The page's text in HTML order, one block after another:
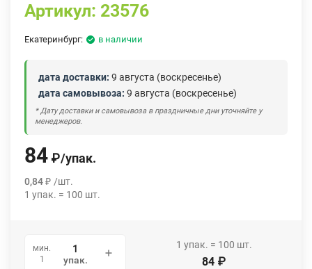
Артикул: 23576
Екатеринбург: в наличии
дата доставки: 9 августа (воскресенье)
дата самовывоза: 9 августа (воскресенье)
* Дату доставки и самовывоза в праздничные дни уточняйте у
менеджеров.
84 ₽/упак.
0,84₽ /шт.
1 упак. = 100 шт.
мин.
1
упак.
1 упак. = 100 шт.
84 ₽